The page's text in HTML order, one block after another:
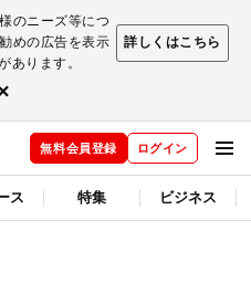
のニーズ等につ
めの広告を表示
あります。
詳しくはこちら
無料会員登録 ログイン
ス 特集 ビジネス